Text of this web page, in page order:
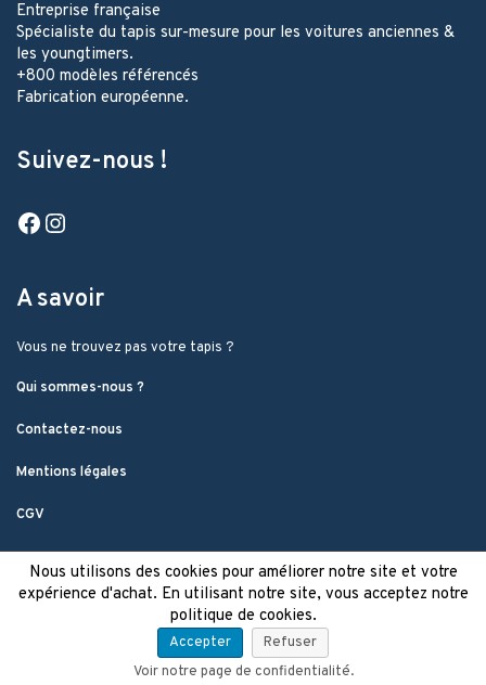
Entreprise française
Spécialiste du tapis sur-mesure pour les voitures anciennes &
les youngtimers.
+800 modèles référencés
Fabrication européenne.
Suivez-nous !
Facebook
A savoir
Vous ne trouvez pas votre tapis ?
Qui sommes-nous ?
Contactez-nous
Mentions légales
CGV
Nous utilisons des cookies pour améliorer notre site et votre
expérience d'achat. En utilisant notre site, vous acceptez notre
politique de cookies.
Accepter
Refuser
Voir notre page de confidentialité.